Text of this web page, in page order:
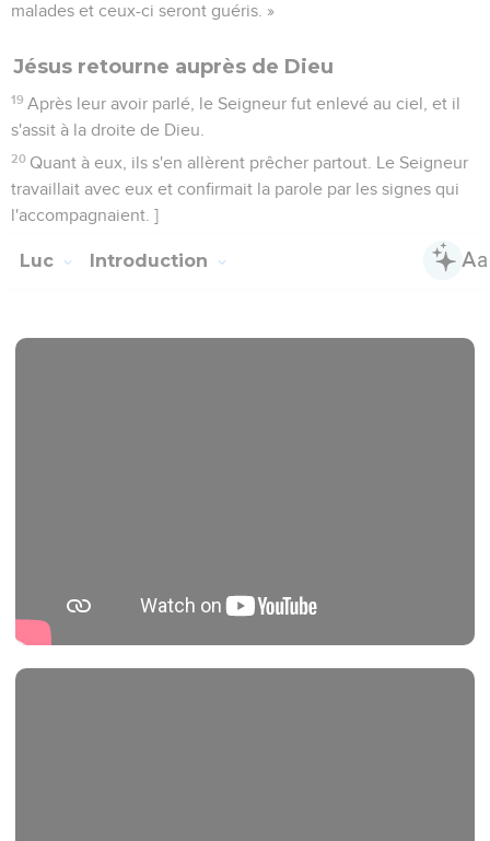
malades et ceux-ci seront guéris. »
Jésus retourne auprès de Dieu
19 Après leur avoir parlé, le Seigneur fut enlevé au ciel, et il
s'assit à la droite de Dieu.
20 Quant à eux, ils s'en allèrent prêcher partout. Le Seigneur
travaillait avec eux et confirmait la parole par les signes qui
l'accompagnaient. ]
Luc Introduction